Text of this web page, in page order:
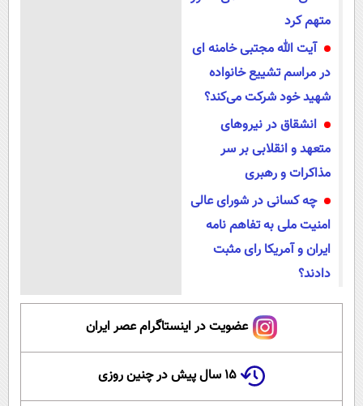
متهم کرد
آیت الله مجتبی خامنه ای
در مراسم تشییع خانواده
شهید خود شرکت می‌کند؟
انشقاق در نیروهای
متعهد و انقلابی بر سر
مذاکرات و رهبری
چه کسانی در شورای عالی
امنیت ملی به تفاهم نامه
ایران و آمریکا رای مثبت
دادند؟
عضویت در اینستاگرام عصر ایران
۱۵ سال پیش در چنین روزی